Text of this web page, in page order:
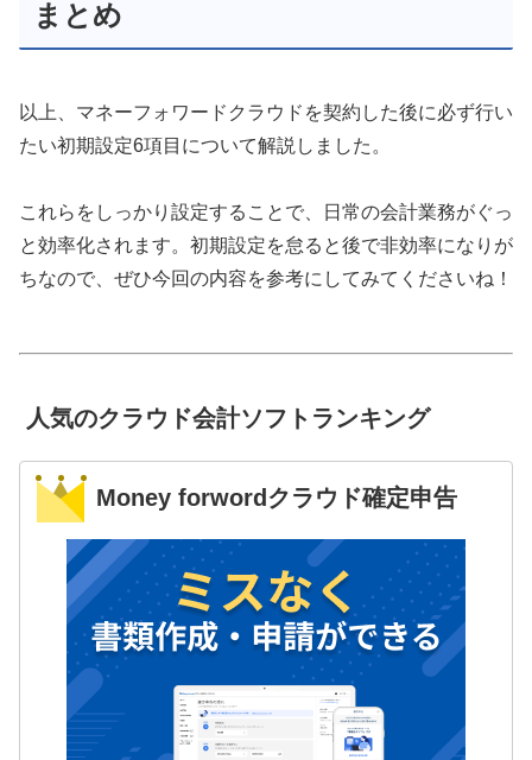
まとめ
以上、マネーフォワードクラウドを契約した後に必ず行い
たい初期設定6項目について解説しました。
これらをしっかり設定することで、日常の会計業務がぐっ
と効率化されます。初期設定を怠ると後で非効率になりが
ちなので、ぜひ今回の内容を参考にしてみてくださいね！
人気のクラウド会計ソフトランキング
Money forwordクラウド確定申告